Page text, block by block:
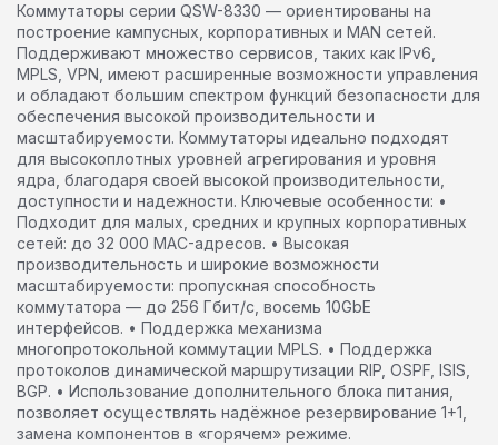
Коммутаторы серии QSW-8330 — ориентированы на
построение кампусных, корпоративных и MAN сетей.
Поддерживают множество сервисов, таких как IPv6,
MPLS, VPN, имеют расширенные возможности управления
и обладают большим спектром функций безопасности для
обеспечения высокой производительности и
масштабируемости. Коммутаторы идеально подходят
для высокоплотных уровней агрегирования и уровня
ядра, благодаря своей высокой производительности,
доступности и надежности. Ключевые особенности: •
Подходит для малых, средних и крупных корпоративных
сетей: до 32 000 MAC-адресов. • Высокая
производительность и широкие возможности
масштабируемости: пропускная способность
коммутатора — до 256 Гбит/c, восемь 10GbE
интерфейсов. • Поддержка механизма
многопротокольной коммутации MPLS. • Поддержка
протоколов динамической маршрутизации RIP, OSPF, ISIS,
BGP. • Использование дополнительного блока питания,
позволяет осуществлять надёжное резервирование 1+1,
замена компонентов в «горячем» режиме.